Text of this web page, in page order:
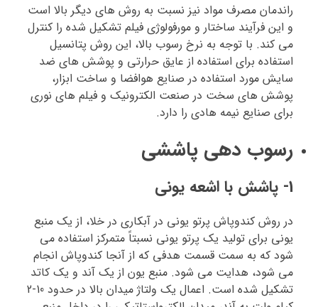
راندمان مصرف مواد نیز نسبت به روش های دیگر بالا است
و این فرآیند ساختار و مورفولوژی فیلم تشکیل شده را کنترل
می کند. با توجه به نرخ رسوب بالا، این روش پتانسیل
استفاده برای استفاده از عایق حرارتی و پوشش های ضد
سایش مورد استفاده در صنایع هوافضا و ساخت ابزار،
پوشش های سخت در صنعت الکترونیک و فیلم های نوری
برای صنایع نیمه هادی را دارد.
رسوب دهی پاششی
1- پاشش با اشعه یونی
در روش کندوپاش پرتو یونی در آبکاری در خلا، از یک منبع
یونی برای تولید یک پرتو یونی نسبتاً متمرکز استفاده می
شود که به سمت قسمت هدفی که از آنجا کندوپاش انجام
می شود، هدایت می شود. منبع یون از یک آند و یک کاتد
تشکیل شده است. اعمال یک ولتاژ میدان بالا در حدود 10-2